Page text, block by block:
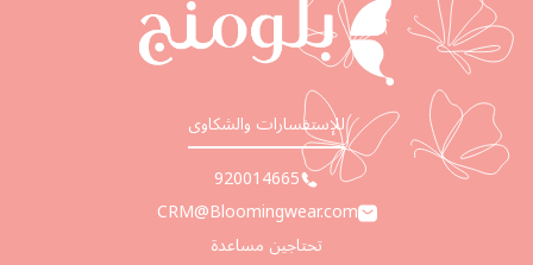
للإستفسارات والشكاوى
920014665
CRM@Bloomingwear.com
تحتاجين مساعدة